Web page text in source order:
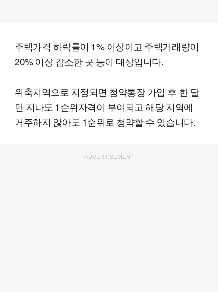
주택가격 하락률이 1% 이상이고 주택거래량이
20% 이상 감소한 곳 등이 대상입니다.
위축지역으로 지정되면 청약통장 가입 후 한 달
만 지나도 1순위자격이 부여되고 해당 지역에
거주하지 않아도 1순위로 청약할 수 있습니다.
ADVERTISEMENT